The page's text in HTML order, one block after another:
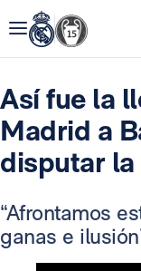
Así fue la
Madrid a
disputar la
“Afrontamos
ganas e